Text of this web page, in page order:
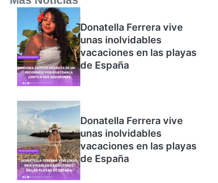
Mas Noticias
Donatella Ferrera vive
unas inolvidables
vacaciones en las playas
Donatella Ferrera vive
unas inolvidables
vacaciones en las playas